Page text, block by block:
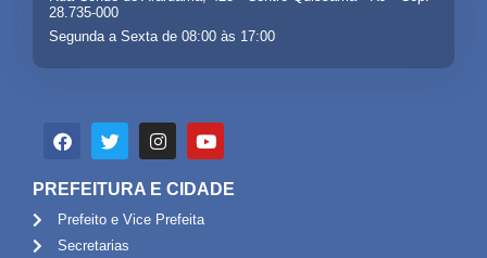
28.735-000
Segunda a Sexta de 08:00 às 17:00
PREFEITURA E CIDADE
Prefeito e Vice Prefeita
Secretarias